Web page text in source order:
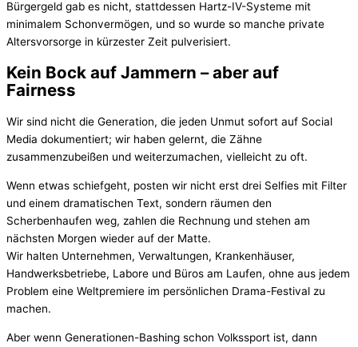
Bürgergeld gab es nicht, stattdessen Hartz-IV-Systeme mit
minimalem Schonvermögen, und so wurde so manche private
Altersvorsorge in kürzester Zeit pulverisiert.
Kein Bock auf Jammern – aber auf
Fairness
Wir sind nicht die Generation, die jeden Unmut sofort auf Social
Media dokumentiert; wir haben gelernt, die Zähne
zusammenzubeißen und weiterzumachen, vielleicht zu oft.
Wenn etwas schiefgeht, posten wir nicht erst drei Selfies mit Filter
und einem dramatischen Text, sondern räumen den
Scherbenhaufen weg, zahlen die Rechnung und stehen am
nächsten Morgen wieder auf der Matte.
Wir halten Unternehmen, Verwaltungen, Krankenhäuser,
Handwerksbetriebe, Labore und Büros am Laufen, ohne aus jedem
Problem eine Weltpremiere im persönlichen Drama-Festival zu
machen.
Aber wenn Generationen-Bashing schon Volkssport ist, dann